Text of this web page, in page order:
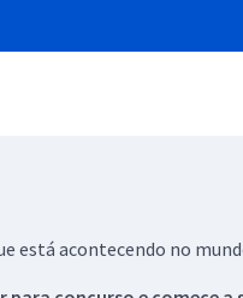
está acontecendo no